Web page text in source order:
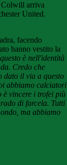
arriva
United.
facendo
hanno vestito la
è nell'identità
Credo che
dato il via a questo
abbiamo calciatori
vincere i trofei più
di farcela. Tutti
ma abbiamo